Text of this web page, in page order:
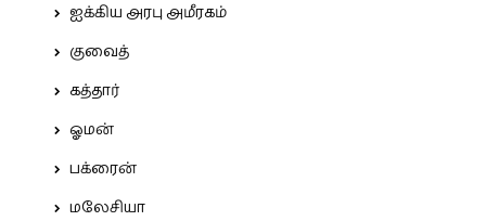
ஐக்கிய அரபு அமீரகம்
குவைத்
கத்தார்
ஓமன்
பக்ரைன்
மலேசியா